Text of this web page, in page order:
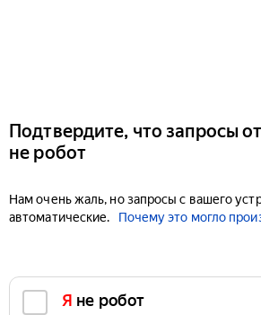
Подтвердите, что запросы
не робот
Нам очень жаль, но запросы с вашего
автоматические.
Почему это могло
Я не робот